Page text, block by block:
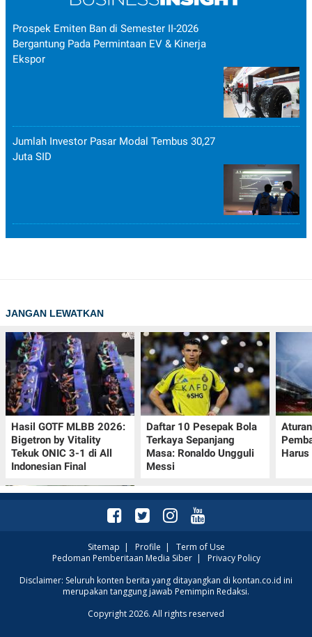
Prospek Emiten Ban di Semester II-2026
Bergantung Pada Permintaan EV & Kinerja
Ekspor
Jumlah Investor Pasar Modal Tembus 30,27
Juta SID
JANGAN LEWATKAN
Hasil GOTF MLBB 2026:
Bigetron by Vitality
Tekuk ONIC 3-1 di All
Indonesian Final
Daftar 10 Pesepak Bola
Terkaya Sepanjang
Masa: Ronaldo Ungguli
Messi
Promo Senin Ceria
Indomaret 10 Agustus
Kanzler Rp14.200
Sitemap | Profile | Term of Use
Pedoman Pemberitaan Media Siber| Privacy Policy
Disclaimer: Seluruh konten berita yang ditayangkan di kontan.co.id ini
merupakan tanggung jawab Pemimpin Redaksi.
Copyright 2026. All rights reserved